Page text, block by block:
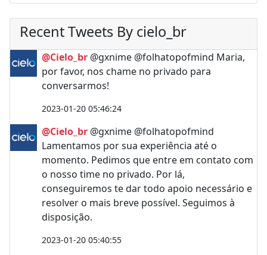
Recent Tweets By cielo_br
@Cielo_br @gxnime @folhatopofmind Maria,
por favor, nos chame no privado para
conversarmos!
2023-01-20 05:46:24
@Cielo_br @gxnime @folhatopofmind
Lamentamos por sua experiência até o
momento. Pedimos que entre em contato com
o nosso time no privado. Por lá,
conseguiremos te dar todo apoio necessário e
resolver o mais breve possível. Seguimos à
disposição.
2023-01-20 05:40:55